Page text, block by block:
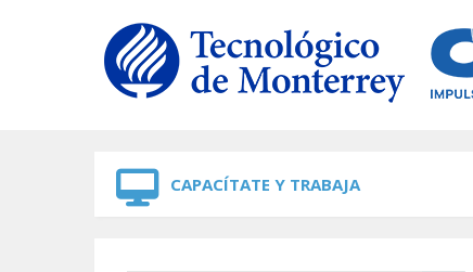
CAPACÍTATE Y TRABAJA